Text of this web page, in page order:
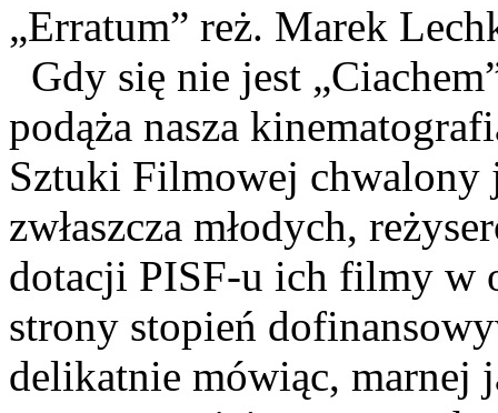
„Erratum” reż. Marek
Gdy się nie jest
podąża nasza
Sztuki Filmowej chwalony
zwłaszcza młodych,
dotacji PISF-u ich filmy w
strony stopień
delikatnie mówiąc, marnej